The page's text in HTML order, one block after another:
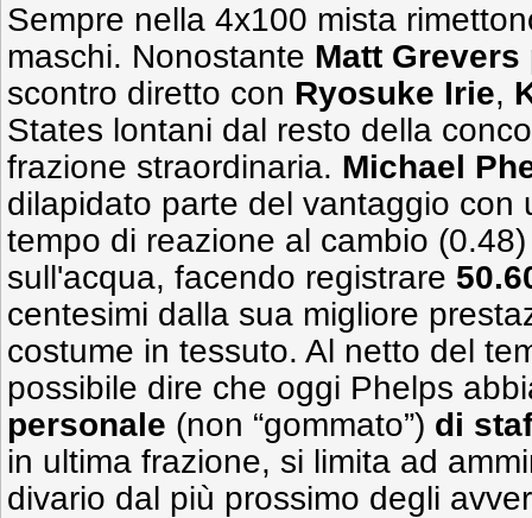
Sempre nella 4x100 mista
maschi. Nonostante Matt Grevers
scontro diretto con Ryosuke Irie,
States lontani dal resto della
frazione straordinaria. Michael
dilapidato parte del vantaggio con
tempo di reazione al cambio
sull'acqua, facendo registrare
centesimi dalla sua migliore
costume in tessuto. Al netto del
possibile dire che oggi Phelps
personale (non “gommato”) di
in ultima frazione, si limita ad
divario dal più prossimo degli